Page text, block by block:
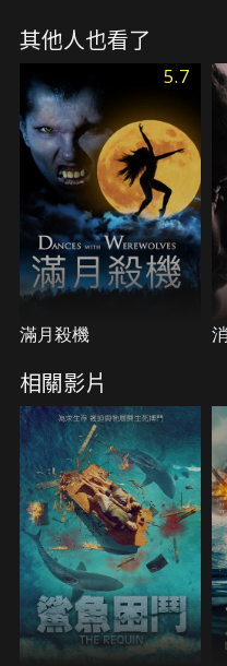
水域。在同伴被鯊魚吞腹
下，她該如何冷靜運用所
地，從鯊口逃生？
其他人也看了
5.7
滿月殺機
相關影片